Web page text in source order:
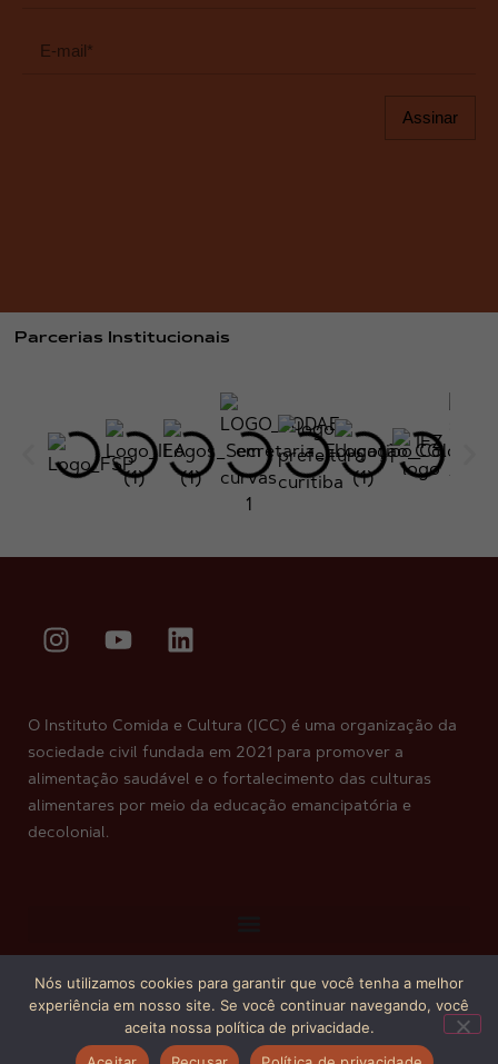
Assinar
Parcerias Institucionais
O Instituto Comida e Cultura (ICC) é uma organização da
sociedade civil fundada em 2021 para promover a
alimentação saudável e o fortalecimento das culturas
alimentares por meio da educação emancipatória e
decolonial.
Copyright © 2026. Todos os direitos reservados.
Nós utilizamos cookies para garantir que você tenha a melhor
experiência em nosso site. Se você continuar navegando, você
aceita nossa política de privacidade.